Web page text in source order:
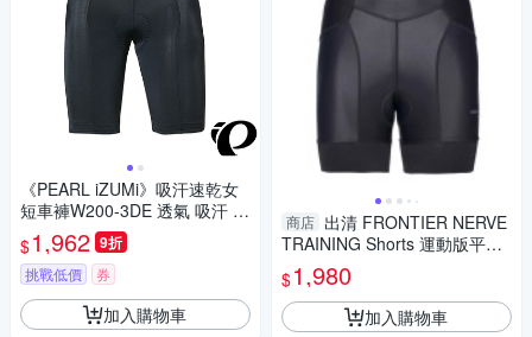
《PEARL iZUMi》吸汗速乾女
短車褲W200-3DE 透氣 吸汗 日
本製 女車褲/單車/飛輪課/運動/
入門款
$1,962 9折
挑戰低價 券
加入購物車
商店 出清 FRONTIER NERVE
TRAINING Shorts 運動版平口
女款短褲
$1,980
加入購物車